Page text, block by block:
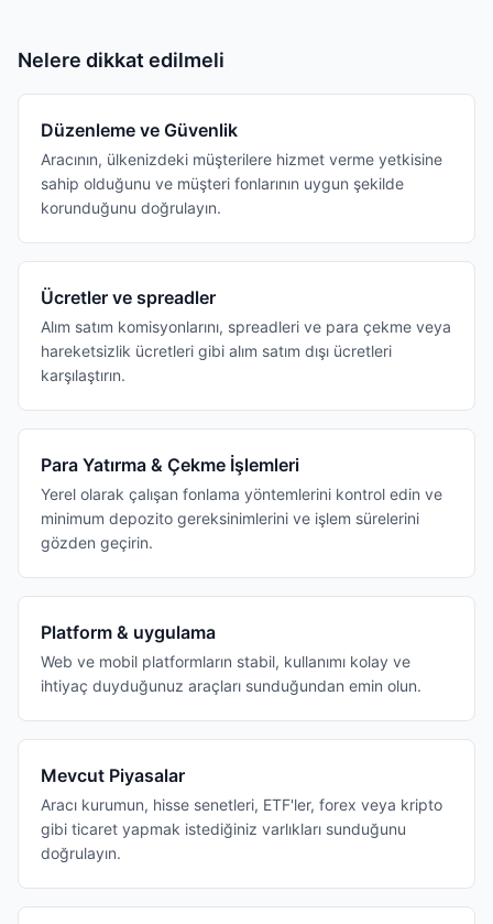
Nelere dikkat edilmeli
Düzenleme ve Güvenlik
Aracının, ülkenizdeki müşterilere hizmet verme yetkisine
sahip olduğunu ve müşteri fonlarının uygun şekilde
korunduğunu doğrulayın.
Ücretler ve spreadler
Alım satım komisyonlarını, spreadleri ve para çekme veya
hareketsizlik ücretleri gibi alım satım dışı ücretleri
karşılaştırın.
Para Yatırma & Çekme İşlemleri
Yerel olarak çalışan fonlama yöntemlerini kontrol edin ve
minimum depozito gereksinimlerini ve işlem sürelerini
gözden geçirin.
Platform & uygulama
Web ve mobil platformların stabil, kullanımı kolay ve
ihtiyaç duyduğunuz araçları sunduğundan emin olun.
Mevcut Piyasalar
Aracı kurumun, hisse senetleri, ETF'ler, forex veya kripto
gibi ticaret yapmak istediğiniz varlıkları sunduğunu
doğrulayın.